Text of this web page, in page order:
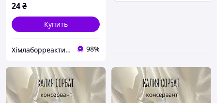
24₴
Купить
Хімлаборреактив ТОВ 98%